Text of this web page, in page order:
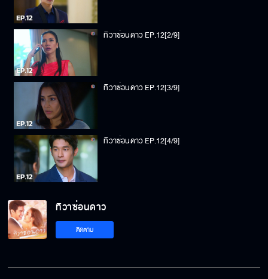
ทิวาซ่อนดาว EP.12[2/9]
ทิวาซ่อนดาว EP.12[3/9]
ทิวาซ่อนดาว EP.12[4/9]
ทิวาซ่อนดาว
ติดตาม